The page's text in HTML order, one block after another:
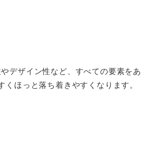
デザイン性など、すべての要素をあ
ほっと落ち着きやすくなります。